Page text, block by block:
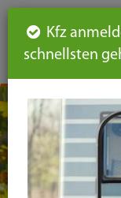
leichte
Sprache
Kfz
schnellsten